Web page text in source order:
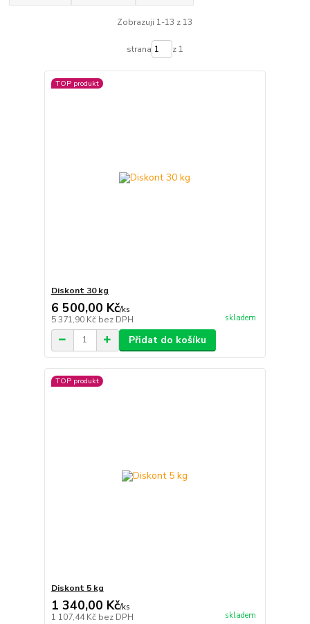
Zobrazuji 1-13 z 13
strana z 1
TOP produkt
Diskont 30 kg
6 500,00 Kč/ks
5 371,90 Kč bez DPH skladem
Přidat do košíku
TOP produkt
Diskont 5 kg
1 340,00 Kč/ks
1 107,44 Kč bez DPH skladem